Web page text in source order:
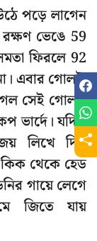
পড়ে লাগেন
রক্ষণ ভেঙে 59
ফিরলে 92
এবার গোলটা
গেল সেই গোলও
ভার্দে। যদিও
জয় লিখে দিল
কিক থেকে হেড
গায়ে লেগে
জিতে যায়